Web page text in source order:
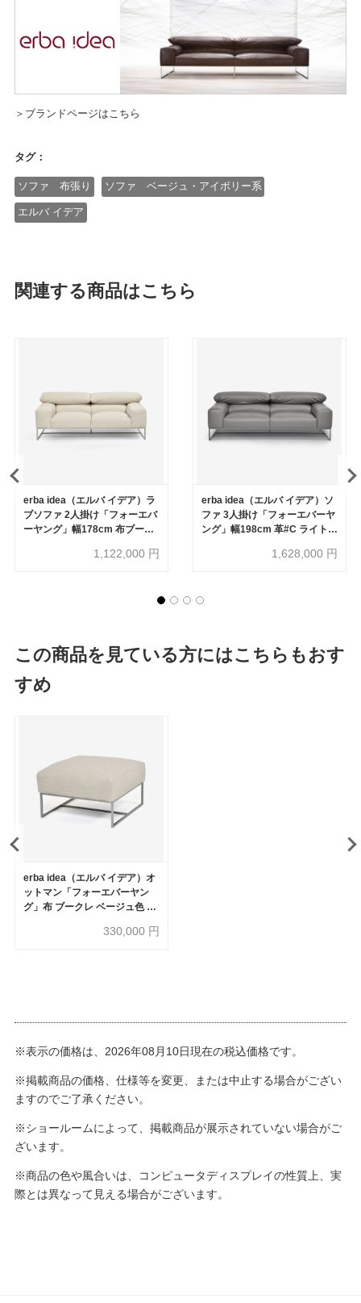
＞ブランドページはこちら
タグ：
ソファ 布張り ソファ ベージュ・アイボリー系
エルバ イデア
関連する商品はこちら
erba idea（エルバ イデア）ラ
ブソファ 2人掛け「フォーエバ
ーヤング」幅178cm 布ブーク
1,122,000 円
erba idea（エルバ イデア）ソ
ファ 3人掛け「フォーエバーヤ
ング」幅198cm 革#C ライトグ
1,628,000 円
この商品を見ている方にはこちらもおす
すめ
erba idea（エルバ イデア）オ
ットマン「フォーエバーヤン
グ」布 ブークレ ベージュ色 全
330,000 円
※表示の価格は、2026年08月10日現在の税込価格です。
※掲載商品の価格、仕様等を変更、または中止する場合がござい
ますのでご了承ください。
※ショールームによって、掲載商品が展示されていない場合がご
ざいます。
※商品の色や風合いは、コンピュータディスプレイの性質上、実
際とは異なって見える場合がございます。